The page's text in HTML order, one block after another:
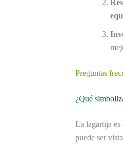
Preguntas
¿Qué
La lagartija es
puede ser